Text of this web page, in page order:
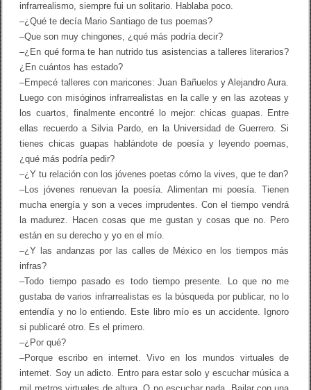
infrarrealismo, siempre fui un solitario. Hablaba poco.
–¿Qué te decía Mario Santiago de tus poemas?
–Que son muy chingones, ¿qué más podría decir?
–¿En qué forma te han nutrido tus asistencias a talleres literarios?
¿En cuántos has estado?
–Empecé talleres con maricones: Juan Bañuelos y Alejandro Aura.
Luego con misóginos infrarrealistas en la calle y en las azoteas y
los cuartos, finalmente encontré lo mejor: chicas guapas. Entre
ellas recuerdo a Silvia Pardo, en la Universidad de Guerrero. Si
tienes chicas guapas hablándote de poesía y leyendo poemas,
¿qué más podría pedir?
–¿Y tu relación con los jóvenes poetas cómo la vives, que te dan?
–Los jóvenes renuevan la poesía. Alimentan mi poesía. Tienen
mucha energía y son a veces imprudentes. Con el tiempo vendrá
la madurez. Hacen cosas que me gustan y cosas que no. Pero
están en su derecho y yo en el mío.
–¿Y las andanzas por las calles de México en los tiempos más
infras?
–Todo tiempo pasado es todo tiempo presente. Lo que no me
gustaba de varios infrarrealistas es la búsqueda por publicar, no lo
entendía y no lo entiendo. Este libro mío es un accidente. Ignoro
si publicaré otro. Es el primero.
–¿Por qué?
–Porque escribo en internet. Vivo en los mundos virtuales de
internet. Soy un adicto. Entro para estar solo y escuchar música a